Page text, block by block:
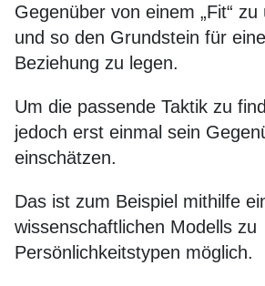
Gegenüber von einem „Fit“ zu
und so den Grundstein für
Beziehung zu legen.
Um die passende Taktik zu
jedoch erst einmal sein
einschätzen.
Das ist zum Beispiel mithilfe
wissenschaftlichen Modells zu
Persönlichkeitstypen möglich.